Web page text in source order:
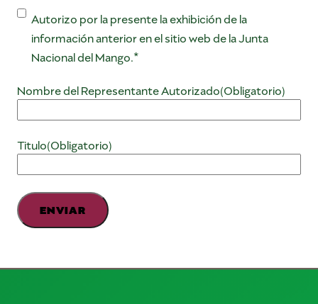
Consentimiento
Autorizo por la presente la exhibición de la
información anterior en el sitio web de la Junta
Nacional del Mango.*
Nombre del Representante Autorizado(Obligatorio)
Titulo(Obligatorio)